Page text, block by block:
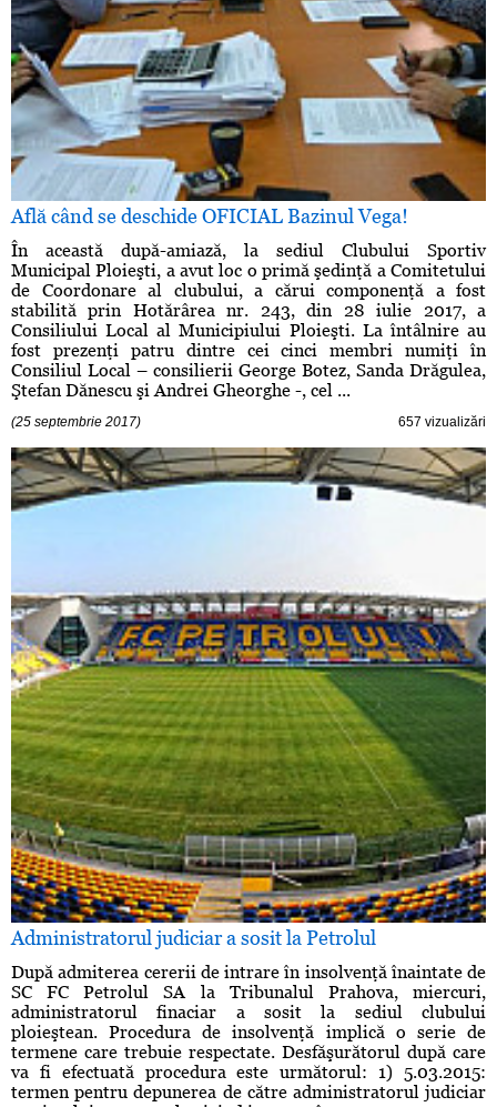
Află când se deschide OFICIAL Bazinul Vega!
În această după-amiază, la sediul Clubului Sportiv
Municipal Ploieşti, a avut loc o primă şedinţă a Comitetului
de Coordonare al clubului, a cărui componenţă a fost
stabilită prin Hotărârea nr. 243, din 28 iulie 2017, a
Consiliului Local al Municipiului Ploieşti. La întâlnire au
fost prezenţi patru dintre cei cinci membri numiţi în
Consiliul Local – consilierii George Botez, Sanda Drăgulea,
Ştefan Dănescu şi Andrei Gheorghe -, cel ...
(25 septembrie 2017) 657 vizualizări
Administratorul judiciar a sosit la Petrolul
După admiterea cererii de intrare în insolvenţă înaintate de
SC FC Petrolul SA la Tribunalul Prahova, miercuri,
administratorul finaciar a sosit la sediul clubului
ploieştean. Procedura de insolvenţă implică o serie de
termene care trebuie respectate. Desfăşurătorul după care
va fi efectuată procedura este următorul: 1) 5.03.2015:
termen pentru depunerea de către administratorul judiciar